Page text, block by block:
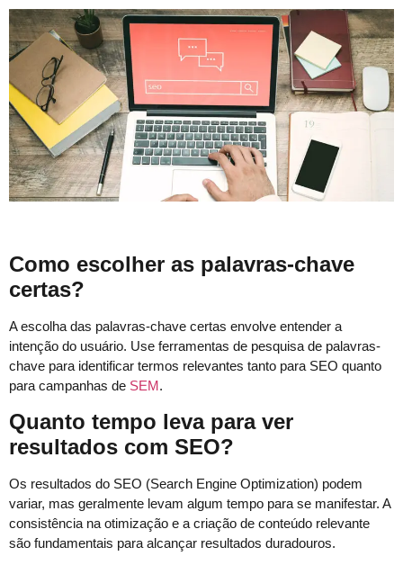
Como escolher as palavras-chave
certas?
A escolha das palavras-chave certas envolve entender a
intenção do usuário. Use ferramentas de pesquisa de palavras-
chave para identificar termos relevantes tanto para SEO quanto
para campanhas de SEM.
Quanto tempo leva para ver
resultados com SEO?
Os resultados do SEO (Search Engine Optimization) podem
variar, mas geralmente levam algum tempo para se manifestar. A
consistência na otimização e a criação de conteúdo relevante
são fundamentais para alcançar resultados duradouros.